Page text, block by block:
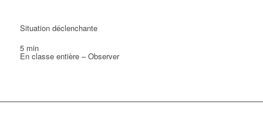
Situation déclenchante
5 min
En classe entière – Observer